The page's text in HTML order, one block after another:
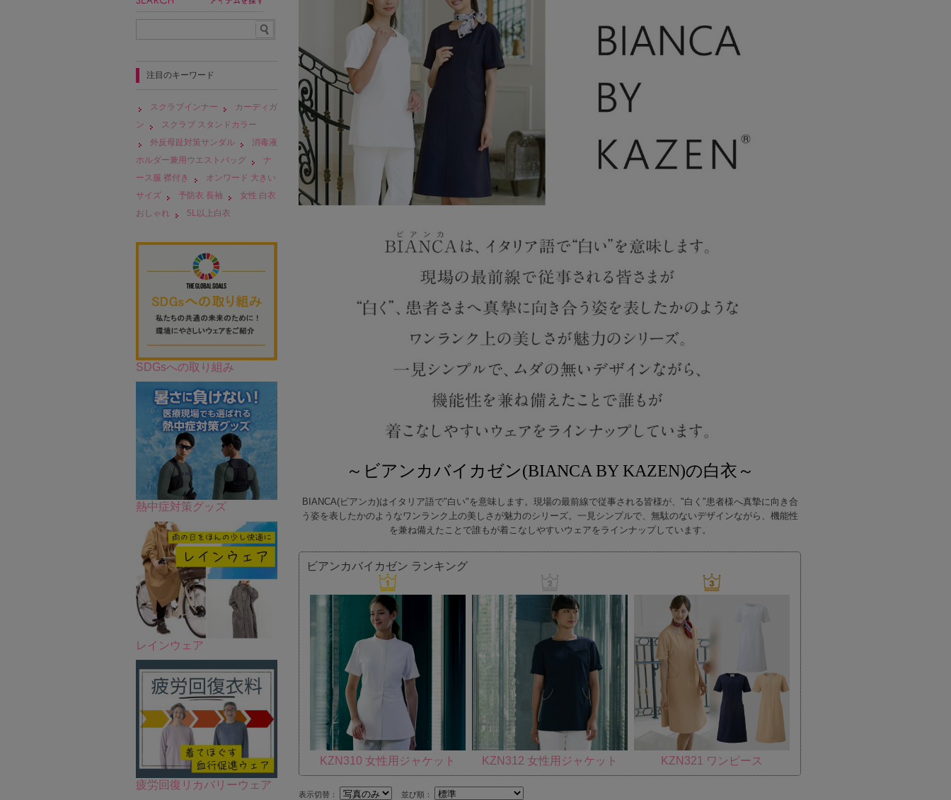
～ビアンカバイカゼン(BIANCA BY KAZEN)の白衣～
BIANCA(ビアンカ)はイタリア語で"白い"を意味します。現場の最前線で従事される皆様が、"白く"患者様へ真摯に向き合
う姿を表したかのようなワンランク上の美しさが魅力のシリーズ。一見シンプルで、無駄のないデザインながら、機能性
を兼ね備えたことで誰もが着こなしやすいウェアをラインナップしています。
ビアンカバイカゼン ランキング
KZN310 女性用ジャケット KZN312 女性用ジャケット KZN321 ワンピース
表示切替： 並び順：
注目のキーワード
スクラブインナー
カーディガ
ン
スクラブ スタンドカラー
外反母趾対策サンダル
消毒液
ホルダー兼用ウエストバッグ
ナ
ース服 襟付き
オンワード 大きい
サイズ
予防衣 長袖
女性 白衣
おしゃれ
5L以上白衣
SDGsへの取り組み
熱中症対策グッズ
レインウェア
疲労回復リカバリーウェア